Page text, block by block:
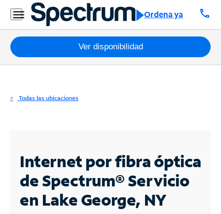
Ordena ya call
Residencial
Business
Paquetes
Internet
Business
Contáctanos
Ver disponibilidad
Todas las ubicaciones
Internet por fibra óptica
de Spectrum®Servicio
en Lake George, NY